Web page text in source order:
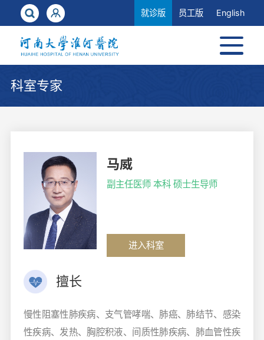
就诊版 员工版 English
科室专家
马威
副主任医师 本科 硕士生导师
进入科室
擅长
慢性阻塞性肺疾病、支气管哮喘、肺癌、肺结节、感染
性疾病、发热、胸腔积液、间质性肺疾病、肺血管性疾